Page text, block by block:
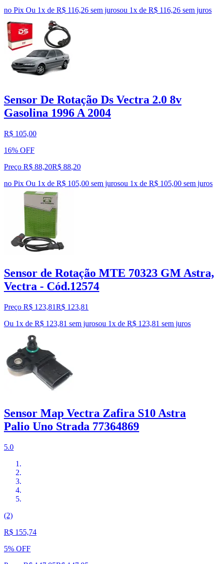
no Pix Ou 1x de R$ 116,26 sem jurosou 1x de R$ 116,26 sem juros
Sensor De Rotação Ds Vectra 2.0 8v
Gasolina 1996 A 2004
R$ 105,00
16% OFF
Preço R$ 88,20R$ 88,20
no Pix Ou 1x de R$ 105,00 sem jurosou 1x de R$ 105,00 sem juros
Sensor de Rotação MTE 70323 GM Astra,
Vectra - Cód.12574
Preço R$ 123,81R$ 123,81
Ou 1x de R$ 123,81 sem jurosou 1x de R$ 123,81 sem juros
Sensor Map Vectra Zafira S10 Astra
Palio Uno Strada 77364869
5.0
(2)
R$ 155,74
5% OFF